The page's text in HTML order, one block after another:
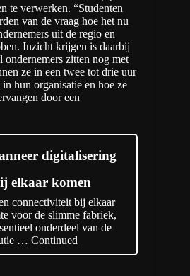
te verwerken. “Studenten
van de vraag hoe het nu
uit de regio en
Inzicht krijgen is daarbij
ondernemers zitten nog met
ze in een twee tot drie uur
hun organisatie en hoe ze
door een
digitalisering
elkaar komen
connectiviteit bij elkaar
voor de slimme fabriek,
onderdeel van de
… Continued